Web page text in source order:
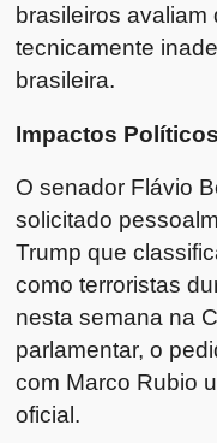
brasileiros
tecnicamente
brasileira.
Impactos Políticos
O senador Flávio
solicitado
Trump que
como terroristas
nesta semana na
parlamentar, o
com Marco Rubio
oficial.